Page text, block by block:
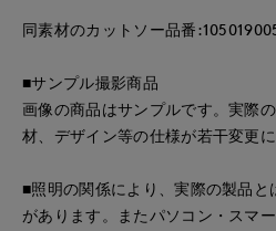
同素材のカットソー品番
■サンプル撮影商品
画像の商品はサンプルです。実際
材、デザイン等の仕様が若干変更
■照明の関係により、実際の製品
があります。またパソコン・スマ